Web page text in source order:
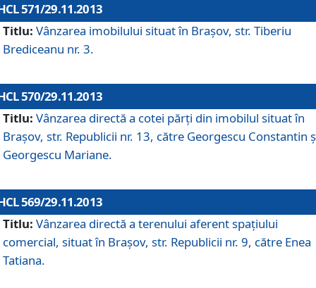
571/29.11.2013
Titlu: Vânzarea imobilului situat în Braşov, str. Tiberiu
Brediceanu nr. 3.
570/29.11.2013
Titlu: Vânzarea directă a cotei părţi din imobilul situat în
Braşov, str. Republicii nr. 13, către Georgescu Constantin
Georgescu Mariane.
569/29.11.2013
Titlu: Vânzarea directă a terenului aferent spaţiului
comercial, situat în Braşov, str. Republicii nr. 9, către Enea
Tatiana.